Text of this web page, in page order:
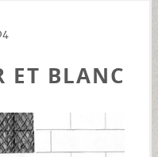
ET BLANC